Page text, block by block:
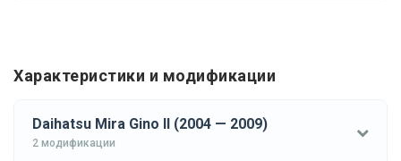
Характеристики и модификации
Daihatsu Mira Gino II (2004 — 2009)
2 модификации